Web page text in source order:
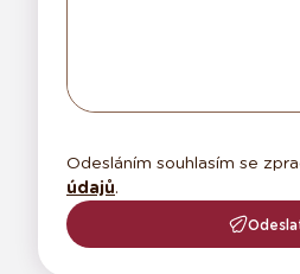
Odesláním souhlasím se
údajů.